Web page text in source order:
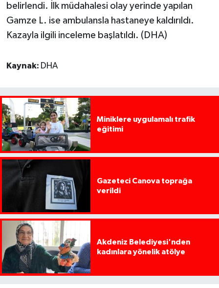
belirlendi. İlk müdahalesi olay yerinde yapılan
Gamze L. ise ambulansla hastaneye kaldırıldı.
Kazayla ilgili inceleme başlatıldı. (DHA)
Kaynak: DHA
Miniklere uygulamalı trafik
eğitimi
Gazeteci Canova toprağa
verildi
Akdeniz Belediyesi'nden
kadınlara yönelik atölye